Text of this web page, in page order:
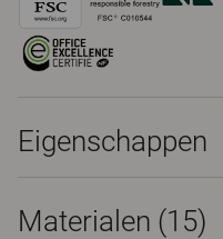
Eigenschappen
Materialen (15)